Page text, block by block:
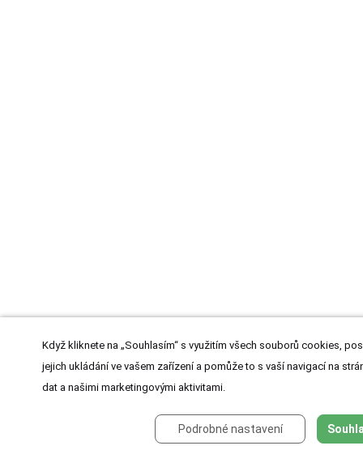
Když kliknete na „Souhlasím“ s využitím všech souborů cookies,
jejich ukládání ve vašem zařízení a pomůže to s vaší navigací na
dat a našimi marketingovými aktivitami.
Podrobné nastavení